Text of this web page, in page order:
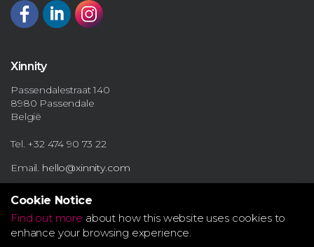
Xinnity
Passendalestraat 140
8980 Passendale
België
Tel. +32 474 90 73 22
Email. hello@xinnity.com
Cookie Notice
Find out more about how this website uses cookies to
enhance your browsing experience.